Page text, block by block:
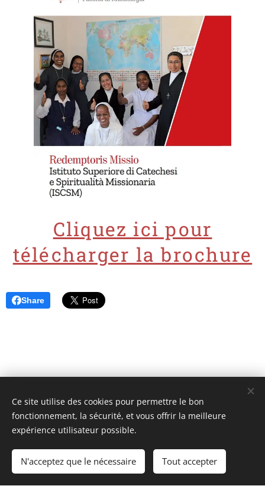
Cliquez ici pour
télécharger la brochure
Share
Unione Superiori Generali - Via dei Penitenzieri 19 -00193 ROMA
Cookies
Langues
Italiano
English Français Español
Ce site utilise des cookies pour permettre le bon
fonctionnement, la sécurité, et vous offrir la meilleure
expérience utilisateur possible.
N'acceptez que le nécessaire Tout accepter